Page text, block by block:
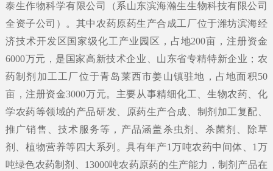
泰生作物科学有限公司（系山东滨海瀚生生物科技有限公司
全资子公司）。其中农药原药生产合成工厂位于潍坊滨海经
济技术开发区国家级化工产业园区，占地200亩，注册资金
6000万元，是国家高新技术企业、山东省专精特新企业；农
药制剂加工工厂位于青岛莱西市姜山镇驻地，占地面积50
亩，注册资金3000万元。主要从事精细化工、生物农药、化
学农药等领域的产品研发、原药生产合成、制剂加工复配、
推广销售、技术服务等，产品涵盖杀虫剂、杀菌剂、除草
剂、植物营养等四大系列。具有年产1万吨农药中间体、1万
吨绿色农药制剂、13000吨农药原药的生产能力，制剂产品在